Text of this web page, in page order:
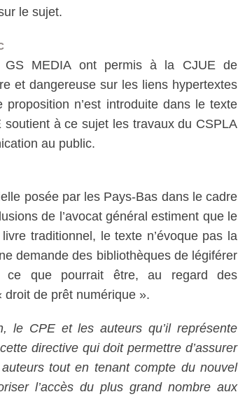
le sujet.
GS MEDIA ont permis à la CJUE de
et dangereuse sur les liens hypertextes
n’est introduite dans le texte
à ce sujet les travaux du CSPLA
au public.
posée par les Pays-Bas dans le cadre
de l’avocat général estiment que le
traditionnel, le texte n’évoque pas la
demande des bibliothèques de légiférer
ce que pourrait être, au regard des
de prêt numérique ».
le CPE et les auteurs qu’il représente
directive qui doit permettre d’assurer
tout en tenant compte du nouvel
l’accès du plus grand nombre aux